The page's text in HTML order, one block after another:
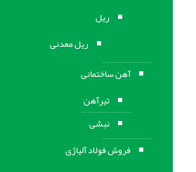
ریل
ریل معدنی
آهن ساختمانی
تیرآهن
نبشی
فروش فولاد آلیاژی